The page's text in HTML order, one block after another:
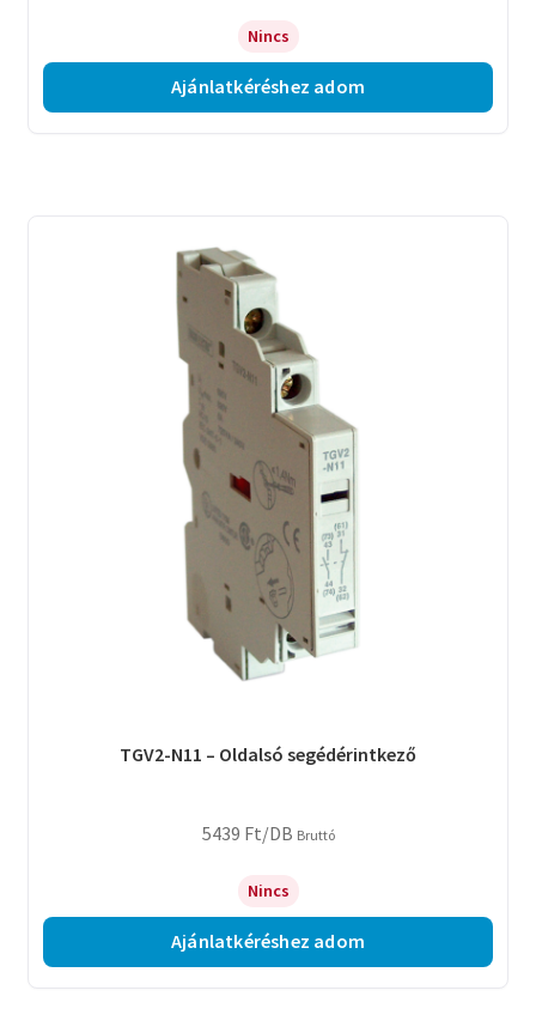
Nincs
Ajánlatkéréshez adom
TGV2-N11 – Oldalsó segédérintkező
5439 Ft/DB Bruttó
Nincs
Ajánlatkéréshez adom